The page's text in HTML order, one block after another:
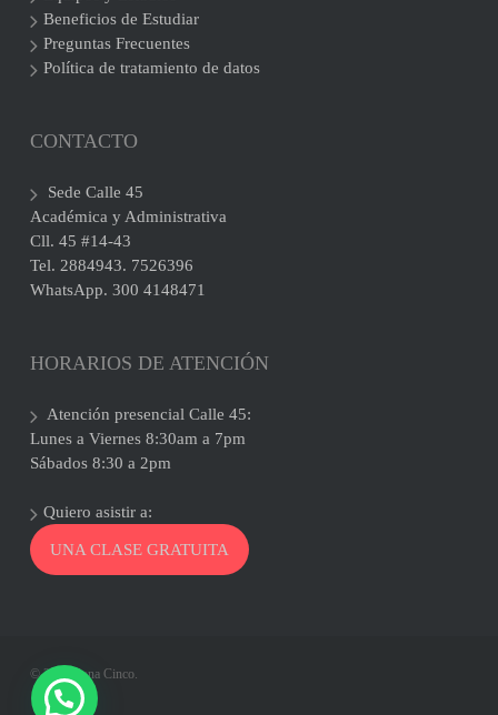
Beneficios de Estudiar
Preguntas Frecuentes
Política de tratamiento de datos
CONTACTO
Sede Calle 45
Académica y Administrativa
Cll. 45 #14-43
Tel. 2884943. 7526396
WhatsApp. 300 4148471
HORARIOS DE ATENCIÓN
Atención presencial Calle 45:
Lunes a Viernes 8:30am a 7pm
Sábados 8:30 a 2pm
Quiero asistir a:
UNA CLASE GRATUITA
© 2026 Zona Cinco.